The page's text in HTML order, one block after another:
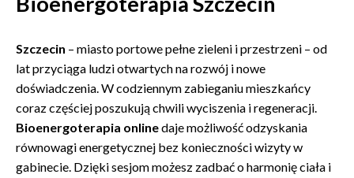
Szczecin – miasto portowe pełne zieleni i przestrzeni – od
lat przyciąga ludzi otwartych na rozwój i nowe
doświadczenia. W codziennym zabieganiu mieszkańcy
coraz częściej poszukują chwili wyciszenia i regeneracji.
Bioenergoterapia onlinedaje możliwość odzyskania
równowagi energetycznej bez konieczności wizyty w
gabinecie. Dzięki sesjom możesz zadbać o harmonię ciała i